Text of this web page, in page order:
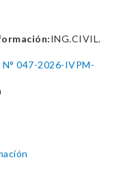
ING.CIVIL.
N° 047-2026-IVPM-